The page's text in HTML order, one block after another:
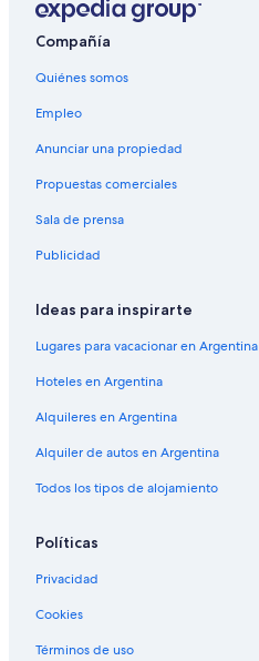
Compañía
Quiénes somos
Empleo
Anunciar una propiedad
Propuestas comerciales
Sala de prensa
Publicidad
Ideas para inspirarte
Lugares para vacacionar en Argentina
Hoteles en Argentina
Alquileres en Argentina
Alquiler de autos en Argentina
Todos los tipos de alojamiento
Políticas
Privacidad
Cookies
Términos de uso